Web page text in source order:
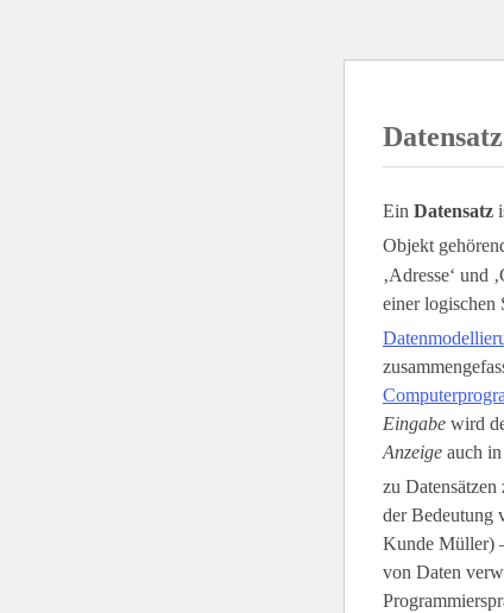
Datensatz
Ein Datensatz
Objekt
‚Adresse‘ und
einer logischen
Eingabe wird
Anzeige auch in
zu Datensätzen
der Bedeutung
Kunde Müller)
von Daten